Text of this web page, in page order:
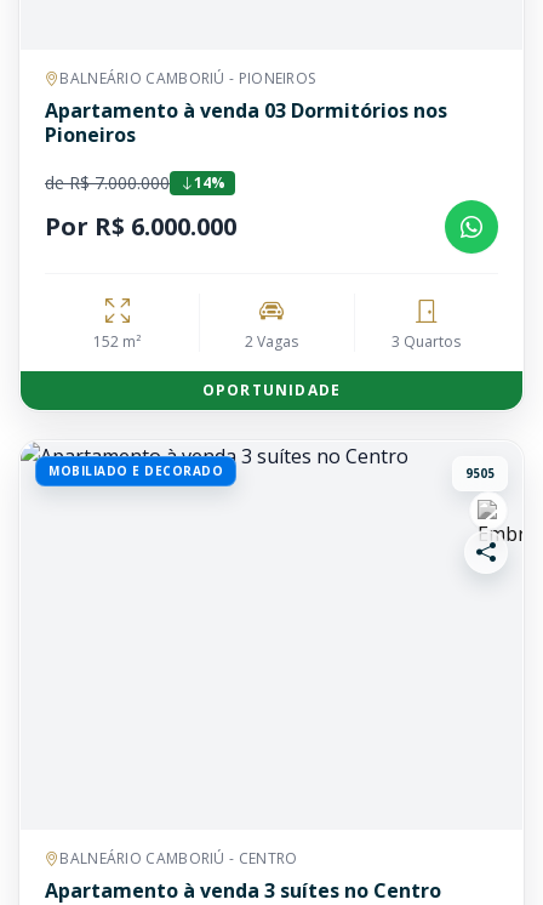
BALNEÁRIO CAMBORIÚ - PIONEIROS
Apartamento à venda 03 Dormitórios nos
Pioneiros
de R$ 7.000.000 14%
Por R$ 6.000.000
152 m² 2 Vagas 3 Quartos
OPORTUNIDADE
MOBILIADO E DECORADO 9505
BALNEÁRIO CAMBORIÚ - CENTRO
Apartamento à venda 3 suítes no Centro